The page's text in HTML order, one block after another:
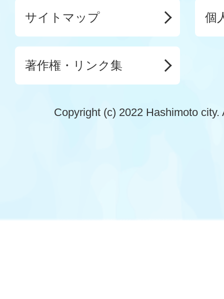
サイトマップ 個
著作権・リンク集
Copyright (c) 2022 Hashimoto